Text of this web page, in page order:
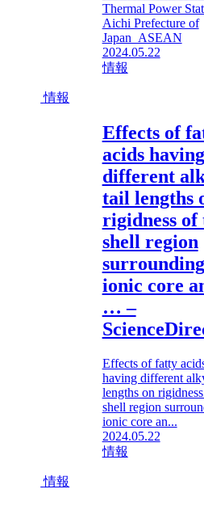
Thermal Power
Aichi Prefecture of
Japan ASEAN
2024.05.22
情報
情報
Effects of
acids having
different
tail lengths
rigidness of
shell region
ionic core
… –
Effects of fatty
having different
lengths on
shell region
ionic core an...
2024.05.22
情報
情報